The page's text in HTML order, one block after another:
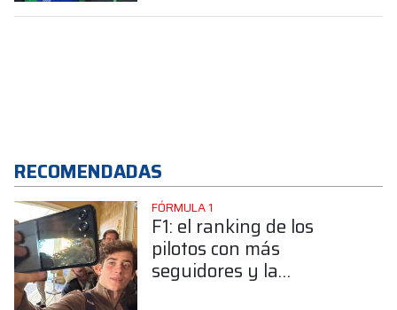
RECOMENDADAS
FÓRMULA 1
F1: el ranking de los
pilotos con más
seguidores y la